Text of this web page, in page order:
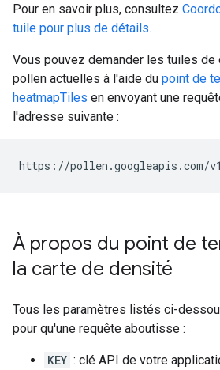
Pour en savoir plus, consultez
tuile pour plus de détails.
Vous pouvez demander les tuiles
pollen actuelles à l'aide du point de
heatmapTiles en envoyant une
l'adresse suivante :
https://pollen.googleapis.com/
À propos du point de
la carte de densité
Tous les paramètres listés ci-
pour qu'une requête aboutisse :
KEY : clé API de votre